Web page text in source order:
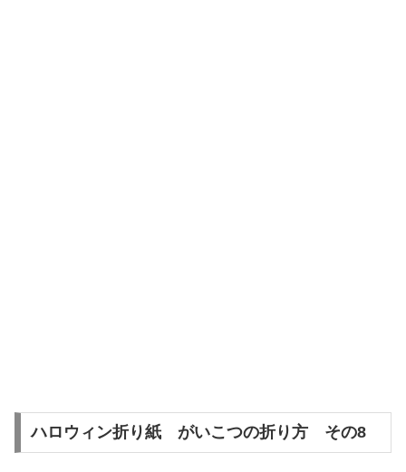
ハロウィン折り紙 がいこつの折り方 その8